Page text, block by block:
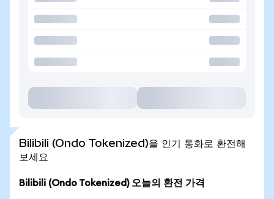
Bilibili (Ondo Tokenized)을 인기 통화로 환전해
보세요
Bilibili (Ondo Tokenized) 오늘의 환전 가격